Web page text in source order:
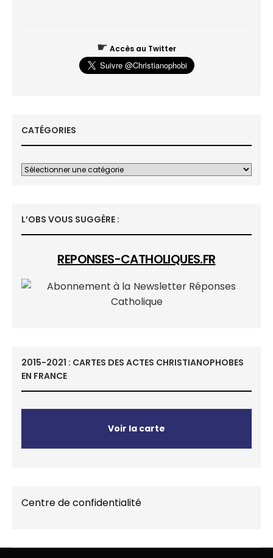
☛ Accès au Twitter
CATÉGORIES
L’OBS VOUS SUGGÈRE :
REPONSES-CATHOLIQUES.FR
2015-2021 : CARTES DES ACTES CHRISTIANOPHOBES
EN FRANCE
Voir la carte
Centre de confidentialité